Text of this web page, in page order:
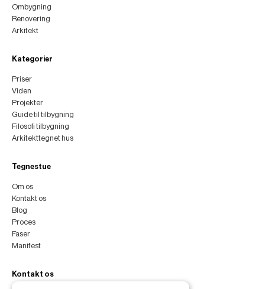
Ombygning
Renovering
Arkitekt
Kategorier
Priser
Viden
Projekter
Guide til tilbygning
Filosofi tilbygning
Arkitekttegnet hus
Tegnestue
Om os
Kontakt os
Blog
Proces
Faser
Manifest
Kontakt os